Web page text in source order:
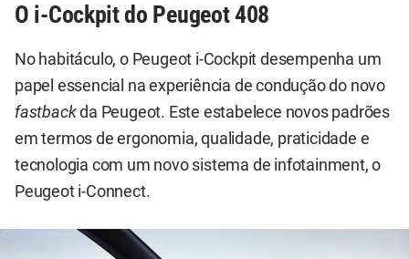
O i-Cockpit do Peugeot 408
No habitáculo, o Peugeot i-Cockpit desempenha um
papel essencial na experiência de condução do novo
fastbackda Peugeot. Este estabelece novos padrões
em termos de ergonomia, qualidade, praticidade e
tecnologia com um novo sistema de infotainment, o
Peugeot i-Connect.